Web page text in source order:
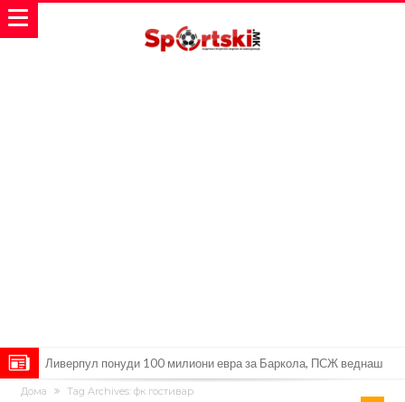
Ливерпул понуди 100 милиони евра за Баркола, ПСЖ веднаш
побара уште 50 милиони
Јувентус се насочил кон напаѓач на Манчестер Јунајтед
Дома Tag Archives: фк гостивар